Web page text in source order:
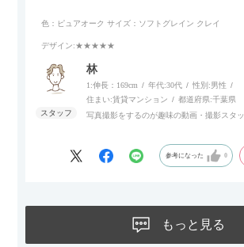
す。
色：ピュアオーク サイズ：ソフトグレイン クレイ
デザイン:★★★★★
林
1:伸長：169cm 年代:30代 性別:男性
住まい:賃貸マンション 都道府県:千葉県
写真撮影をするのが趣味の動画・撮影スタッ
参考になった 0
もっと見る